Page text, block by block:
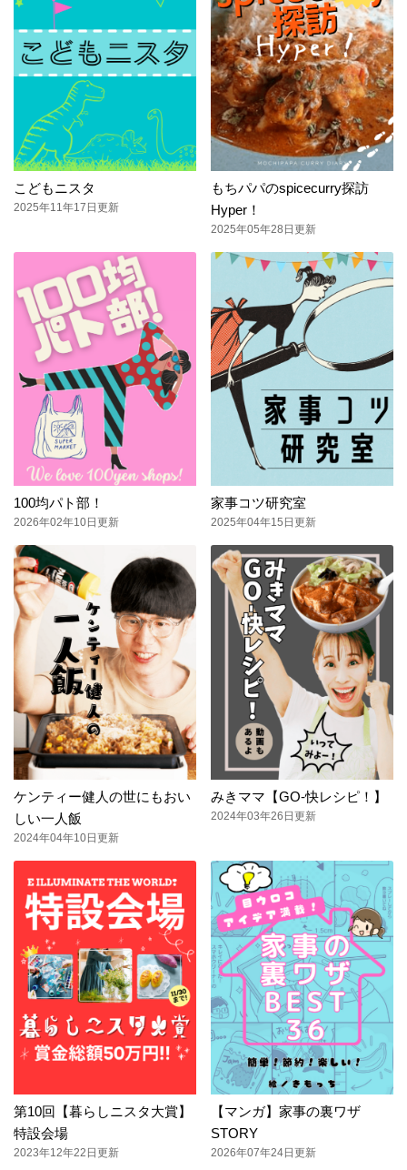
こどもニスタ
2025年11年17日更新
もちパパのspicecurry探訪
Hyper！
2025年05年28日更新
100均パト部！
2026年02年10日更新
家事コツ研究室
2025年04年15日更新
ケンティー健人の世にもおい
しい一人飯
2024年04年10日更新
みきママ【GO-快レシピ！】
2024年03年26日更新
第10回【暮らしニスタ大賞】
特設会場
2023年12年22日更新
【マンガ】家事の裏ワザ
STORY
2026年07年24日更新